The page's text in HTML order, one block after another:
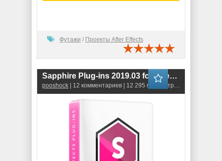
Футажи / Проекты After Effects
Sapphire Plug-ins 2019.03 for After Effects
pooshock | 12 комментариев | 12 295 просмотров